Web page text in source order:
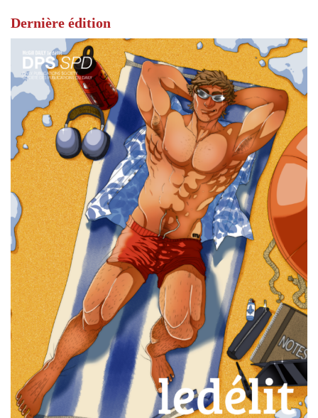
Dernière édition